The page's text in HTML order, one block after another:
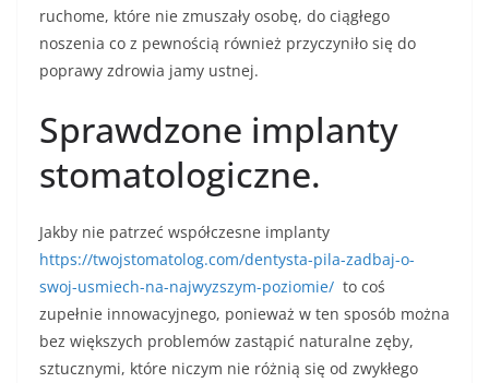
ruchome, które nie zmuszały osobę, do ciągłego
noszenia co z pewnością również przyczyniło się do
poprawy zdrowia jamy ustnej.
Sprawdzone implanty
stomatologiczne.
Jakby nie patrzeć współczesne implanty
https://twojstomatolog.com/dentysta-pila-zadbaj-o-
swoj-usmiech-na-najwyzszym-poziomie/ to coś
zupełnie innowacyjnego, ponieważ w ten sposób można
bez większych problemów zastąpić naturalne zęby,
sztucznymi, które niczym nie różnią się od zwykłego